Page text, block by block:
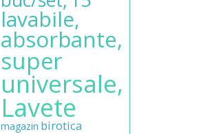
lavabile,
absorbante,
super
universale,
Lavete
magazin birotica